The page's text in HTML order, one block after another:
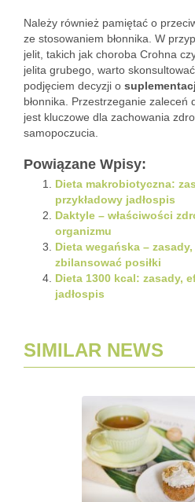
Należy również pamiętać o
ze stosowaniem błonnika. W
jelit, takich jak choroba Crohna
jelita grubego, warto
podjęciem decyzji o
błonnika. Przestrzeganie zaleceń
jest kluczowe dla zachowania
samopoczucia.
Powiązane Wpisy:
Dieta makrobiotyczna:
przykładowy jadłospis
Daktyle – właściwości
organizmu
Dieta wegańska –
zbilansować posiłki
Dieta 1300 kcal: zasady,
jadłospis
SIMILAR NEWS